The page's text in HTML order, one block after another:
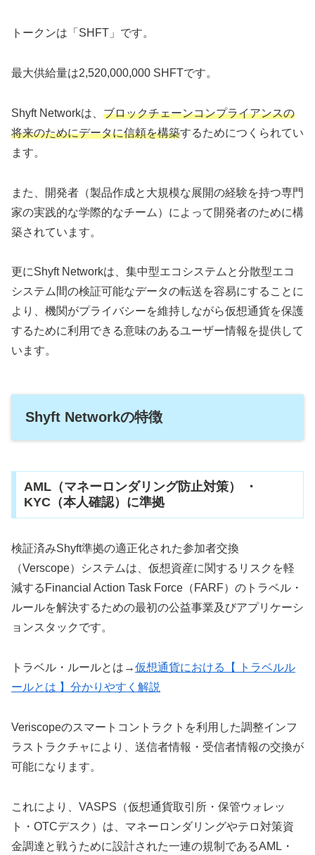
トークンは「SHFT」です。
最大供給量は2,520,000,000 SHFTです。
Shyft Networkは、 ブロックチェーンコンプライアンスの
将来のためにデータに信頼を構築するためにつくられてい
ます。
また、開発者（製品作成と大規模な展開の経験を持つ専門
家の実践的な学際的なチーム）によって開発者のために構
築されています。
更にShyft Networkは、集中型エコシステムと分散型エコ
システム間の検証可能なデータの転送を容易にすることに
より、機関がプライバシーを維持しながら仮想通貨を保護
するために利用できる意味のあるユーザー情報を提供して
います。
Shyft Networkの特徴
AML（マネーロンダリング防止対策） ・
KYC（本人確認）に準拠
検証済みShyft準拠の適正化された参加者交換
（Verscope）システムは、仮想資産に関するリスクを軽
減するFinancial Action Task Force（FARF）のトラベル・
ルールを解決するための最初の公益事業及びアプリケーシ
ョンスタックです。
トラベル・ルールとは→仮想通貨における【 トラベルル
ールとは 】分かりやすく解説
Veriscopeのスマートコントラクトを利用した調整インフ
ラストラクチャにより、送信者情報・受信者情報の交換が
可能になります。
これにより、VASPS（仮想通貨取引所・保管ウォレッ
ト・OTCデスク）は、マネーロンダリングやテロ対策資
金調達と戦うために設計された一連の規制であるAML・